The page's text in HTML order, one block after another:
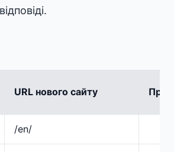
URL нового сайту
/en/